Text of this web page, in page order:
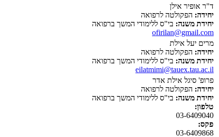
ד"ר אופיר אילן
יחידה: הפקולטה לרפואה
יחידת משנה: בי"ס ללימודי המשך ברפואה
ofirilan@gmail.com
מרים יעל אילת
יחידה: הפקולטה לרפואה
יחידת משנה: בי"ס ללימודי המשך ברפואה
eilatmimi@tauex.tau.ac.il
פרופ' סיגל אילת אדר
יחידה: הפקולטה לרפואה
יחידת משנה: בי"ס ללימודי המשך ברפואה
טלפון:
03-6409040
פקס:
03-6409868